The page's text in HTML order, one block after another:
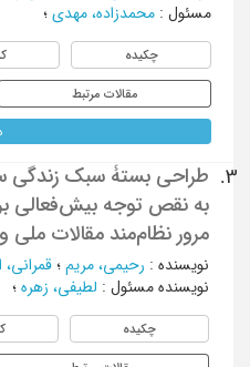
مسئول : محمدزاده، مهدی؛
چکیده
مقالات مرتبط
3.
طراحی بستۀ سبک ‌زندگی
به نقص‌ توجه بیش‌فعالی بر
مرور نظام‌مند مقالات ملی
نویسنده: رحیمی، مریم؛ قمرانی،
نویسنده مسئول : لطیفی، زهره؛
چکیده